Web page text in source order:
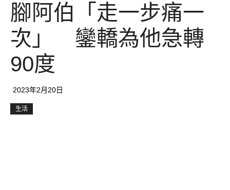
腳阿伯「走一步痛一
次」 鑾轎為他急轉
90度
2023年2月20日
生活